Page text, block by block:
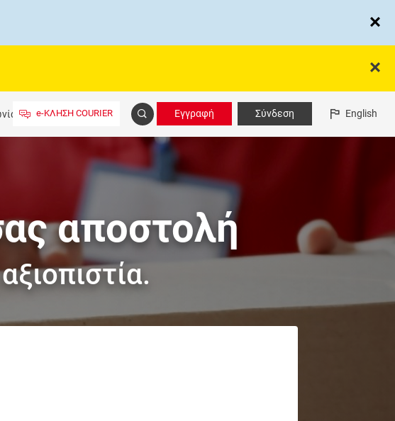
e-ΚΛΗΣΗ COURIER Εγγραφή Σύνδεση English
αποστολή